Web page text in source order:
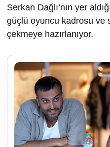
Serkan Dağlı’nın yer
güçlü oyuncu kadrosu ve
çekmeye hazırlanıyor.